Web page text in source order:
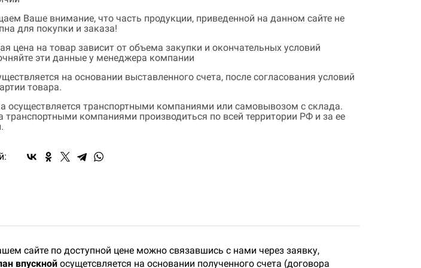
Ваше внимание, что часть продукции, приведенной на данном сайте не
для покупки и заказа!
цена на товар зависит от объема закупки и окончательных условий
эти данные у менеджера компании
на основании выставленного счета, после согласования условий
товара.
осуществляется транспортными компаниями или самовывозом с склада.
транспортными компаниями производиться по всей территории РФ и за ее
сайте по доступной цене можно связавшись с нами через заявку,
впускной осущетсвляется на основании полученного счета (договора